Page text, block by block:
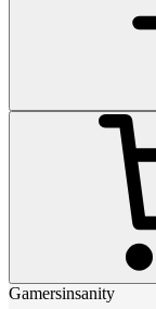
Gamersinsanity